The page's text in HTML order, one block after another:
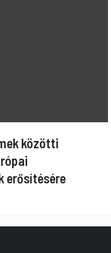
közötti
erősítésére